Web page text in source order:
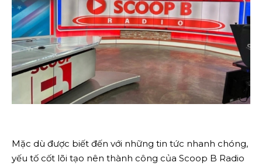
Mặc dù được biết đến với những tin tức nhanh chóng,
yếu tố cốt lõi tạo nên thành công của Scoop B Radio